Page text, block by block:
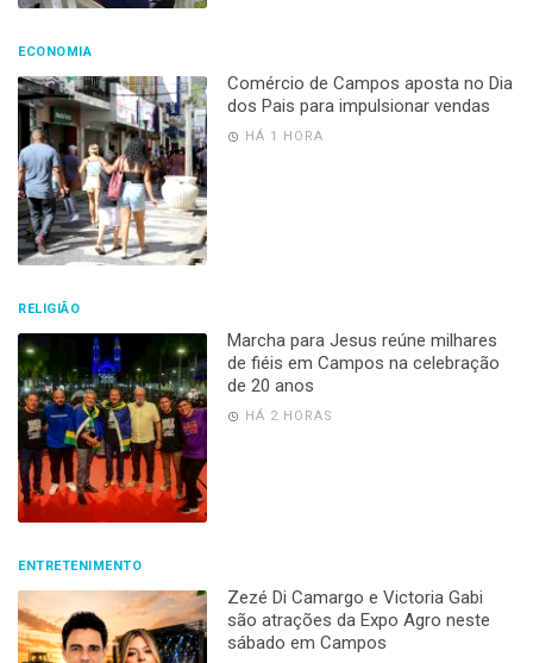
ECONOMIA
Comércio de Campos aposta no Dia
dos Pais para impulsionar vendas
HÁ 1 HORA
RELIGIÃO
Marcha para Jesus reúne milhares
de fiéis em Campos na celebração
de 20 anos
HÁ 2 HORAS
ENTRETENIMENTO
Zezé Di Camargo e Victoria Gabi
são atrações da Expo Agro neste
sábado em Campos